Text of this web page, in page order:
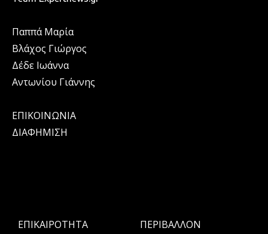
Παππά Μαρία
Βλάχος Γιώργος
Δέδε Ιωάννα
Αντωνίου Γιάννης
ΕΠΙΚΟΙΝΩΝΙΑ
ΔΙΑΦΗΜΙΣΗ
ΕΠΙΚΑΙΡΟΤΗΤΑ
ΠΕΡΙΒΑΛΛΟΝ